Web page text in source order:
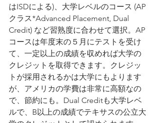
はISDによる)、大学レベルのコース (AP
クラス*Advanced Placement, Dual
Credit) など習熟度に合わせて選択。AP
コースは年度末の５月にテストを受け
て、一定以上の成績を収めれば大学の
クレジットを取得できます。クレジッ
トが採用されるかは大学にもよります
が、アメリカの学費は非常に高額なの
で、節約にも。Dual Creditも大学レベ
ルで、B以上の成績でテキサスの公立大